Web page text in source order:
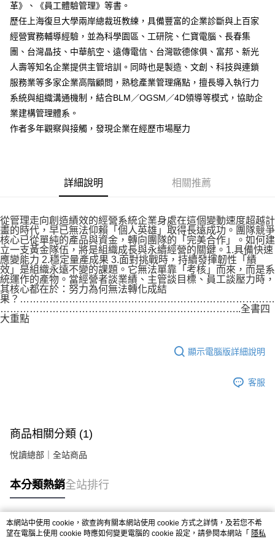
革》、《員工體驗管理》等書。
歷任上海復旦大學兩岸總裁班教練，具備豐富的企業診斷與上百家
經營實務輔導經驗，並為科學園區、工研院、仁寶電腦、長春集
團、台灣晶技、中華航空、遠傳電信、台灣歐德傢俱、富邦、新光
人壽等知名企業提供主管培訓。同時也是製造、文創、科技與連鎖
服務業等多家企業高階顧問，熟稔產業管理痛點，擅長導入執行力
系統與組織溝通機制，結合BLM／OGSM／4D領導等模式，協助企
業建構管理體系。
作者多年觀察與接觸，發現企業在經歷市場壓力
詳細說明 相關推薦
從管理走向創造績效的經營系統企業身處在這個變動速度超越計
畫的時代，早已無法仰賴「個人英雄」取得長遠成功。團隊競爭
核心已從單純的產品與資金，轉向團隊的「完美合作」。如何建
立一支黃金隊伍，將是組織成長與永續經營的關鍵。1.具備快速
應變能力 2.穩定量產成果 3.面對挑戰時，持續發揮韌性「績
效」是組織永遠不變的課題。它無法單靠「考核」而來，而是系
統運作的產物。當經營者談業績、主管談目標、員工談壓力時，
其核心都在於：努力為何無法轉化成結
果？……………………………………………………………………
………………………………………………………………..全書四
大重點
顯示電腦版詳細說明
客服
商品相關分類 (1)
悅讀總部｜全站商品
本分類熱銷全站排行
熱門標籤
本網站中使用 cookie，欲查詢有關本網站使用 cookie 方式之詳情，及若您不希
望在電腦上使用 cookie 時應如何變更電腦的 cookie 設定，請參閱本網站「 隱私